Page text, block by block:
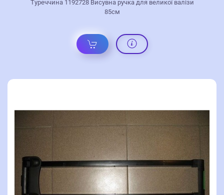
Туреччина 1192728 Висувна ручка для великої валізи
85см